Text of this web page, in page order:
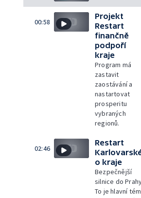
00:58
Projekt
Restart
finančně
podpoří
kraje
Program má
zastavit
zaostávání a
nastartovat
prosperitu
vybraných
regionů.
02:46
Restart
o kraje
Bezpečnější
silnice do
To je hlavní